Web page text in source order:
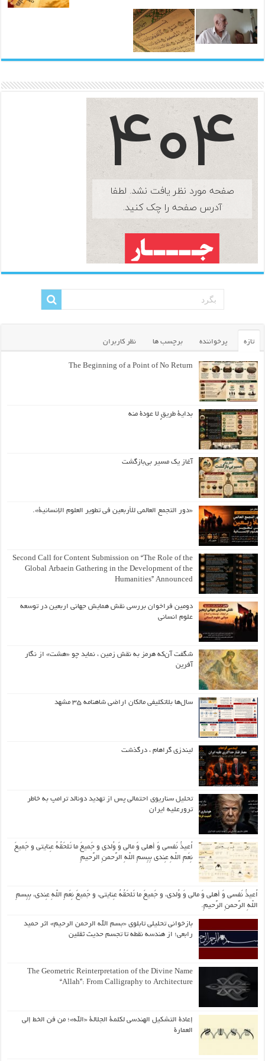
تازه پرخواننده برچسب ها نظر کاربران
The Beginning of a Point of No Return
بداية طريقٍ لا عودة منه
آغاز یک مسیر بی‌بازگشت
«دور التجمع العالمي للأربعين في تطوير العلوم الإنسانية».
Second Call for Content Submission on “The Role of the
Global Arbaein Gathering in the Development of the
Humanities” Announced
دومین فراخوان بررسی نقش همایش جهانی اربعین در توسعه
علوم انسانی
شگفت آن‌که هرمز به نقش زمین ، نماید چو «هشت» از نگار
آفرین
سال‌ها بلاتکلیفی مالکان اراضی شاهنامه ۳۵ مشهد
لیندزی گراهام ، درگذشت
تحلیل سناریوی احتمالی پس از تهدید دونالد ترامپ به خاطر
ترورعلیه ایران
اُعیذُ نَفسی وَ أهلی وَ مالی وَ وُلدی و جَمیعَ ما تَلحَقُهُ عِنایتی و جَمیعَ
نِعَمِ اللّهِ عِندی بِبِسمِ اللّهِ الرَّحمنِ الرَّحیمِ
اُعیذُ نَفسی وَ أهلی وَ مالی وَ وُلدی، و جَمیعَ ما تَلحَقُهُ عِنایتی، و جَمیعَ نِعَمِ اللّهِ عِندی، بِبِسمِ
اللّهِ الرَّحمنِ الرَّحیمِ.
بازخوانی تحلیلی تابلوی «بسم الله الرحمن الرحیم» اثر حمید
رابعی؛ از هندسه نقطه تا تجسم حدیث ثقلین
The Geometric Reinterpretation of the Divine Name
“Allah”: From Calligraphy to Architecture
إعادة التشكيل الهندسي لكلمة الجلالة «الله»؛ من فن الخط إلى
العمارة